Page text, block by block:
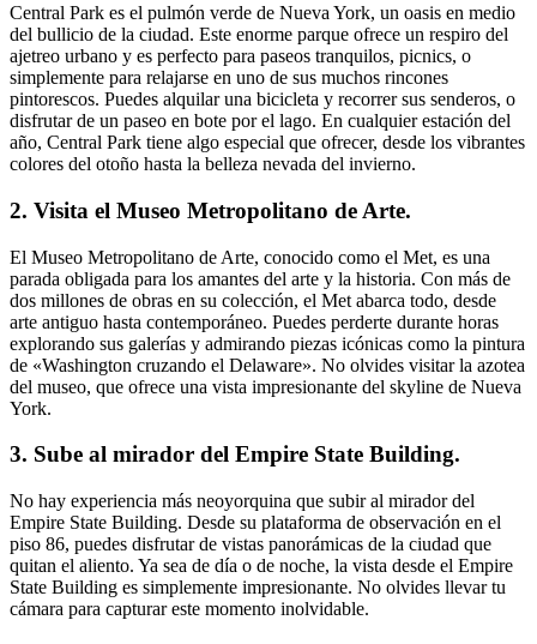
Central Park es el pulmón verde de Nueva York, un oasis en medio
del bullicio de la ciudad. Este enorme parque ofrece un respiro del
ajetreo urbano y es perfecto para paseos tranquilos, picnics, o
simplemente para relajarse en uno de sus muchos rincones
pintorescos. Puedes alquilar una bicicleta y recorrer sus senderos, o
disfrutar de un paseo en bote por el lago. En cualquier estación del
año, Central Park tiene algo especial que ofrecer, desde los vibrantes
colores del otoño hasta la belleza nevada del invierno.
2. Visita el Museo Metropolitano de Arte.
El Museo Metropolitano de Arte, conocido como el Met, es una
parada obligada para los amantes del arte y la historia. Con más de
dos millones de obras en su colección, el Met abarca todo, desde
arte antiguo hasta contemporáneo. Puedes perderte durante horas
explorando sus galerías y admirando piezas icónicas como la pintura
de «Washington cruzando el Delaware». No olvides visitar la azotea
del museo, que ofrece una vista impresionante del skyline de Nueva
York.
3. Sube al mirador del Empire State Building.
No hay experiencia más neoyorquina que subir al mirador del
Empire State Building. Desde su plataforma de observación en el
piso 86, puedes disfrutar de vistas panorámicas de la ciudad que
quitan el aliento. Ya sea de día o de noche, la vista desde el Empire
State Building es simplemente impresionante. No olvides llevar tu
cámara para capturar este momento inolvidable.